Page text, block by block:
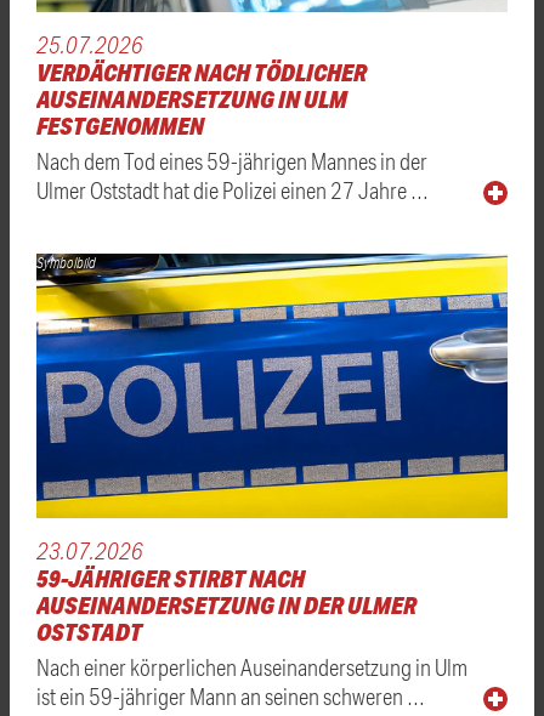
25.07.2026
VERDÄCHTIGER NACH TÖDLICHER
AUSEINANDERSETZUNG IN ULM
FESTGENOMMEN
Nach dem Tod eines 59-jährigen Mannes in der
Ulmer Oststadt hat die Polizei einen 27 Jahre …
Symbolbild
23.07.2026
59-JÄHRIGER STIRBT NACH
AUSEINANDERSETZUNG IN DER ULMER
OSTSTADT
Nach einer körperlichen Auseinandersetzung in Ulm
ist ein 59-jähriger Mann an seinen schweren …